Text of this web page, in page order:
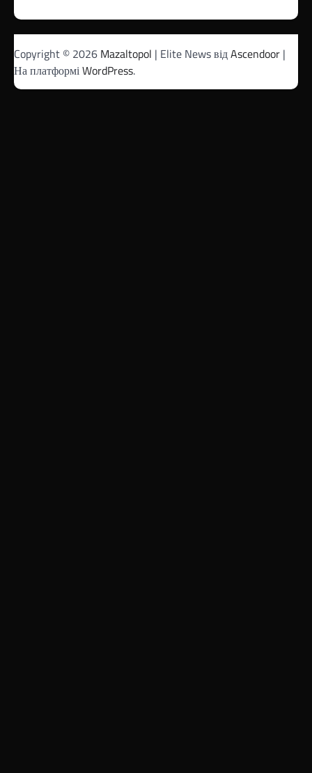
Copyright © 2026 Mazaltopol | Elite News відAscendoor |
На платформіWordPress.